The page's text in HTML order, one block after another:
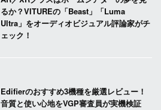
るか？VITUREの「Beast」「Luma
Ultra」をオーディオビジュアル評論家がチ
ェック！
Edifierのおすすめ3機種を厳選レビュー！
音質と使い心地をVGP審査員が実機検証